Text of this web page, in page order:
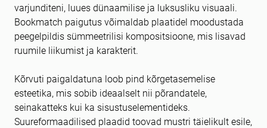
varjunditeni, luues dünaamilise ja luksusliku visuaali.
Bookmatch paigutus võimaldab plaatidel moodustada
peegelpildis sümmeetrilisi kompositsioone, mis lisavad
ruumile liikumist ja karakterit.
Kõrvuti paigaldatuna loob pind kõrgetasemelise
esteetika, mis sobib ideaalselt nii põrandatele,
seinakatteks kui ka sisustuselementideks.
Suureformaadilised plaadid toovad mustri täielikult esile,